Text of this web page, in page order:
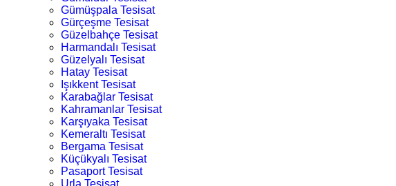
Gümüşpala Tesisat
Gürçeşme Tesisat
Güzelbahçe Tesisat
Harmandalı Tesisat
Güzelyalı Tesisat
Hatay Tesisat
Işıkkent Tesisat
Karabağlar Tesisat
Kahramanlar Tesisat
Karşıyaka Tesisat
Kemeraltı Tesisat
Bergama Tesisat
Küçükyalı Tesisat
Pasaport Tesisat
Urla Tesisat